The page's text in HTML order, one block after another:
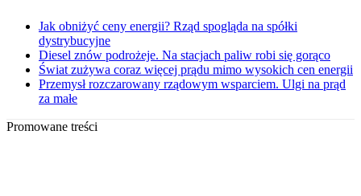
Jak obniżyć ceny energii? Rząd spogląda na spółki
dystrybucyjne
Diesel znów podrożeje. Na stacjach paliw robi się gorąco
Świat zużywa coraz więcej prądu mimo wysokich cen energii
Przemysł rozczarowany rządowym wsparciem. Ulgi na prąd
za małe
Promowane treści